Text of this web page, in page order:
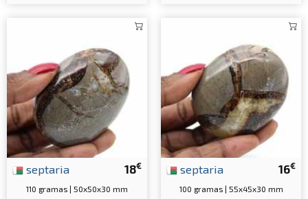
18€
septaria
110 gramas | 50x50x30 mm
16€
septaria
100 gramas | 55x45x30 mm